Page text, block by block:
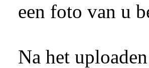
een foto van u
Na het